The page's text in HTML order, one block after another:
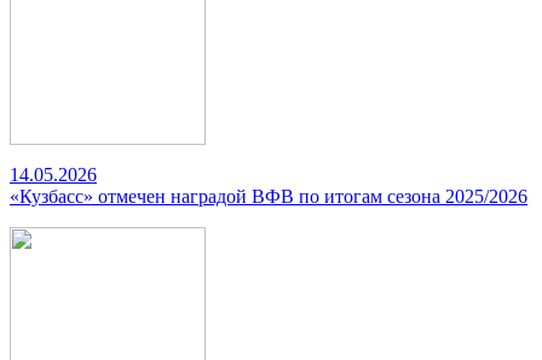
14.05.2026
«Кузбасс» отмечен наградой ВФВ по итогам сезона 2025/2026